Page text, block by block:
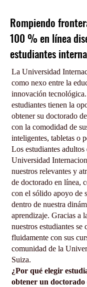
Rompiendo
100 % en línea
estudiantes
La Universidad
como nexo entre la
innovación
estudiantes tienen la
obtener su doctorado
con la comodidad de
inteligentes, tabletas o
Los estudiantes adultos
Universidad
nuestros relevantes y
de doctorado en línea,
con el sólido apoyo de
dentro de nuestra
aprendizaje. Gracias a
nuestros estudiantes se
fluidamente con sus
comunidad de la
Suiza.
¿Por qué elegir
obtener un doctorado